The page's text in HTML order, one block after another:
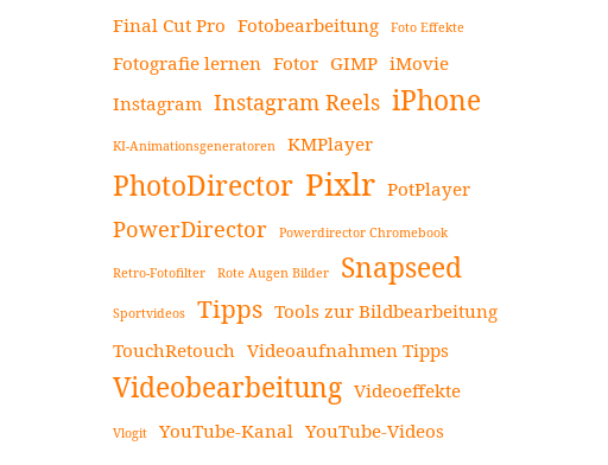
Final Cut Pro Fotobearbeitung Foto Effekte
Fotografie lernen Fotor GIMP iMovie
Instagram Instagram Reels iPhone
KI-Animationsgeneratoren KMPlayer
PhotoDirector Pixlr PotPlayer
PowerDirector Powerdirector Chromebook
Retro-Fotofilter Rote Augen Bilder Snapseed
Sportvideos Tipps Tools zur Bildbearbeitung
TouchRetouch
Videoaufnahmen Tipps
Videobearbeitung Videoeffekte
Vlogit YouTube-Kanal YouTube-Videos